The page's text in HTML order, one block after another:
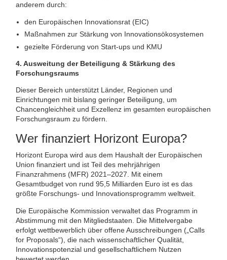
anderem durch:
den Europäischen Innovationsrat (EIC)
Maßnahmen zur Stärkung von Innovationsökosystemen
gezielte Förderung von Start-ups und KMU
4. Ausweitung der Beteiligung & Stärkung des
Forschungsraums
Dieser Bereich unterstützt Länder, Regionen und
Einrichtungen mit bislang geringer Beteiligung, um
Chancengleichheit und Exzellenz im gesamten europäischen
Forschungsraum zu fördern.
Wer finanziert Horizont Europa?
Horizont Europa wird aus dem Haushalt der Europäischen
Union finanziert und ist Teil des mehrjährigen
Finanzrahmens (MFR) 2021–2027. Mit einem
Gesamtbudget von rund 95,5 Milliarden Euro ist es das
größte Forschungs- und Innovationsprogramm weltweit.
Die Europäische Kommission verwaltet das Programm in
Abstimmung mit den Mitgliedstaaten. Die Mittelvergabe
erfolgt wettbewerblich über offene Ausschreibungen („Calls
for Proposals“), die nach wissenschaftlicher Qualität,
Innovationspotenzial und gesellschaftlichem Nutzen